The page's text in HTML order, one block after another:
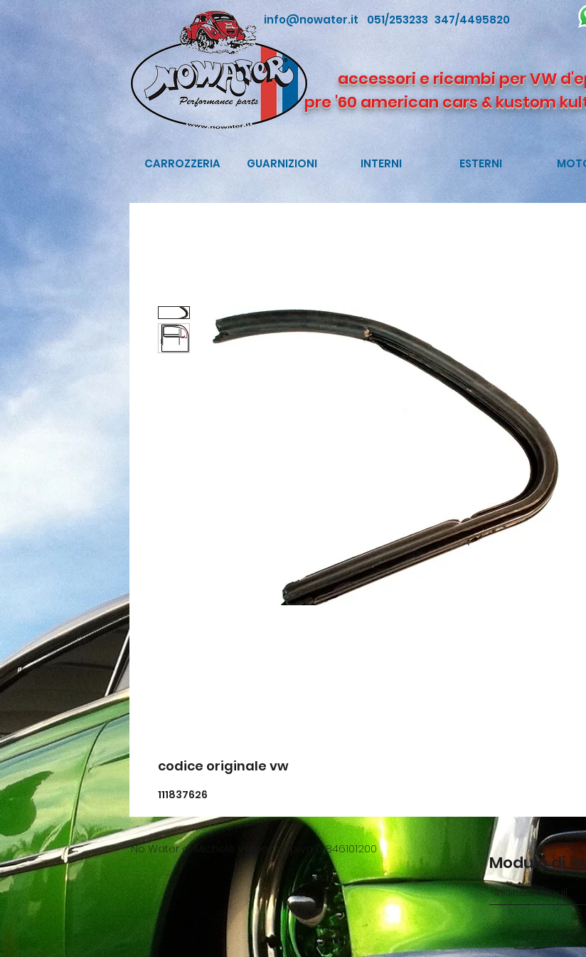
info@nowater.it 051/253233 347/4495820
accessori e ricambi per VW
pre '60 american cars & kustom
CARROZZERIA GUARNIZIONI INTERNI ESTERNI
codice originale vw
111837626
No Water di Michele Volpones p.iva 01846101200
Modulo di